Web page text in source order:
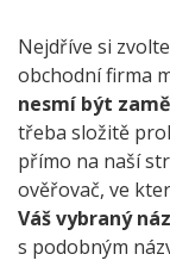
Nejdříve si
obchodní firma
nesmí být
třeba složitě
přímo na naší
ověřovač, ve
Váš vybraný
s podobným